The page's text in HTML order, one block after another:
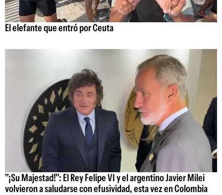
El elefante que entró por Ceuta
"¡Su Majestad!": El Rey Felipe VI y el argentino Javier Milei
volvieron a saludarse con efusividad, esta vez en Colombia